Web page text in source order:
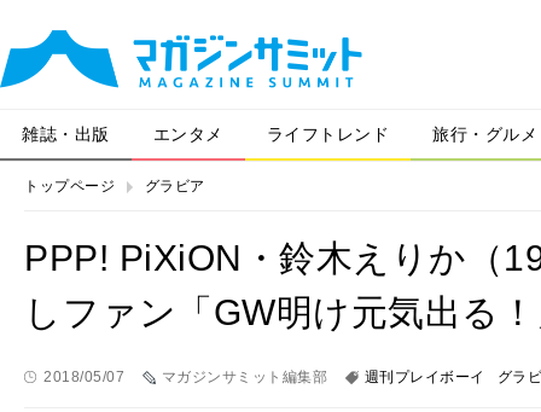
雑誌・出版 エンタメ ライフトレンド 旅行・グルメ
トップページ グラビア
PPP! PiXiON・鈴木えりか（
しファン「GW明け元気出る
2018/05/07 マガジンサミット編集部 週刊プレイボーイ グラ